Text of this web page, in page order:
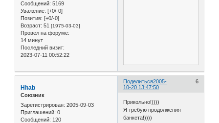
Сообщений: 5169
Уважение: [+0/-0]
Позитив: [+0/-0]
Возраст: 51 [1975-03-03]
Провел на форуме:
14 минут
Последний визит:
2023-07-11 00:52:22
Поделиться 6
2005-
10-20 13:47:50
Hhab
Союзник
Зарегистрирован: 2005-09-03
Приглашений: 0
Сообщений: 120
Прикольно!))))
Я требую продолжения
банкета!))))